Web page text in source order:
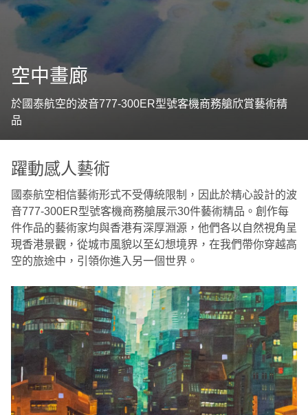
空中畫廊
於國泰航空的波音777-300ER型號客機商務艙欣賞藝術精
品
躍動感人藝術
國泰航空相信藝術形式不受傳統限制，因此於精心設計的波
音777-300ER型號客機商務艙展示30件藝術精品。創作每
件作品的藝術家均與香港有深厚淵源，他們各以自然視角呈
現香港景觀，從城市風貌以至幻想境界，在我們帶你穿越高
空的旅途中，引領你進入另一個世界。